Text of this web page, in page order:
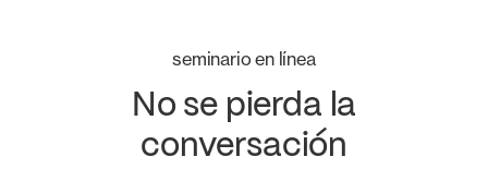
seminario en línea
No se pierda la
conversación